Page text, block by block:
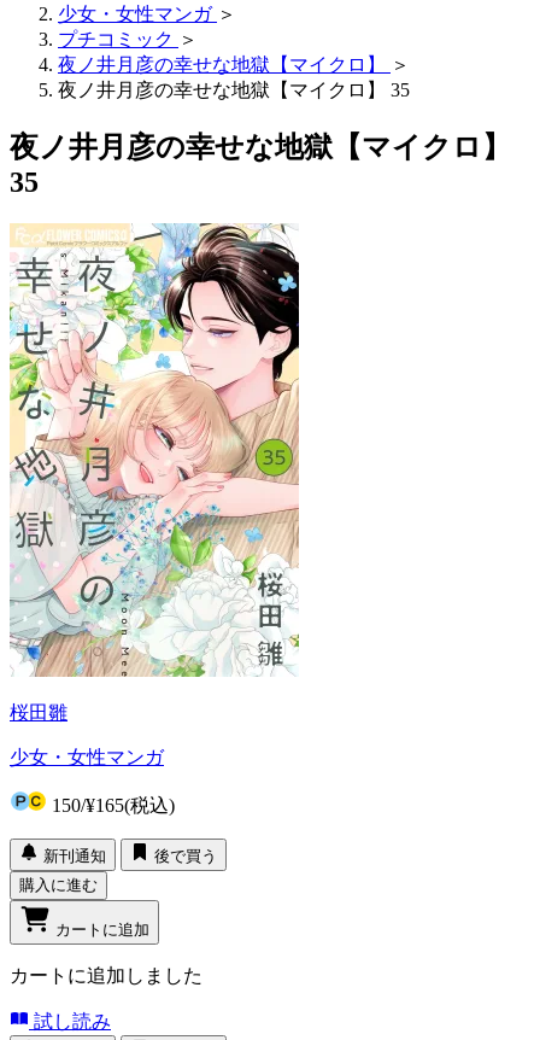
少女・女性マンガ ＞
プチコミック ＞
夜ノ井月彦の幸せな地獄【マイクロ】
＞
夜ノ井月彦の幸せな地獄【マイクロ】 35
夜ノ井月彦の幸せな地獄【マイクロ】
35
桜田雛
少女・女性マンガ
150/¥165(税込)
新刊通知
後で買う
購入に進む
カートに追加
カートに追加しました
試し読み